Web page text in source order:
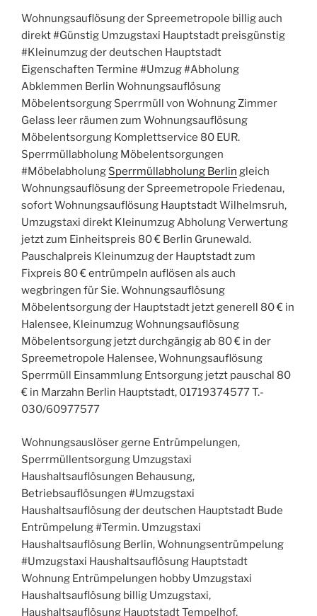
Wohnungsauflösung der Spreemetropole billig auch
direkt #Günstig Umzugstaxi Hauptstadt preisgünstig
#Kleinumzug der deutschen Hauptstadt
Eigenschaften Termine #Umzug #Abholung
Abklemmen Berlin Wohnungsauflösung
Möbelentsorgung Sperrmüll von Wohnung Zimmer
Gelass leer räumen zum Wohnungsauflösung
Möbelentsorgung Komplettservice 80 EUR.
Sperrmüllabholung Möbelentsorgungen
#Möbelabholung Sperrmüllabholung Berlin gleich
Wohnungsauflösung der Spreemetropole Friedenau,
sofort Wohnungsauflösung Hauptstadt Wilhelmsruh,
Umzugstaxi direkt Kleinumzug Abholung Verwertung
jetzt zum Einheitspreis 80 € Berlin Grunewald.
Pauschalpreis Kleinumzug der Hauptstadt zum
Fixpreis 80 € entrümpeln auflösen als auch
wegbringen für Sie. Wohnungsauflösung
Möbelentsorgung der Hauptstadt jetzt generell 80 € in
Halensee, Kleinumzug Wohnungsauflösung
Möbelentsorgung jetzt durchgängig ab 80 € in der
Spreemetropole Halensee, Wohnungsauflösung
Sperrmüll Einsammlung Entsorgung jetzt pauschal 80
€ in Marzahn Berlin Hauptstadt, 01719374577 T.-
030/60977577
Wohnungsauslöser gerne Entrümpelungen,
Sperrmüllentsorgung Umzugstaxi
Haushaltsauflösungen Behausung,
Betriebsauflösungen #Umzugstaxi
Haushaltsauflösung der deutschen Hauptstadt Bude
Entrümpelung #Termin. Umzugstaxi
Haushaltsauflösung Berlin, Wohnungsentrümpelung
#Umzugstaxi Haushaltsauflösung Hauptstadt
Wohnung Entrümpelungen hobby Umzugstaxi
Haushaltsauflösung billig Umzugstaxi,
Haushaltsauflösung Hauptstadt Tempelhof,